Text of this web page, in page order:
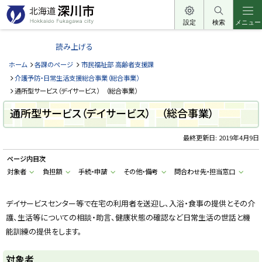
本
文
へ
へ
北
道
深
川
市
k
d
o
a
a
w
a
i
設定 検索 メニュー
読み上げる
ホーム 各課のページ
市民福祉部 高齢者支援課
介護予防・日常生活支援総合事業（総合事業）
通所型サービス（デイサービス） （総合事業）
通所型サービス（デイサービス） （総合事業）
最終更新日: 2019年4月9日
ページ内目次
対象者
負担額 手続・申請 その他・備考 問合わせ先・担当窓口
デイサービスセンター等で在宅の利用者を送迎し、入浴・食事の提供とその介
護、生活等についての相談・助言、健康状態の確認など日常生活の世話と機
能訓練の提供をします。
対象者